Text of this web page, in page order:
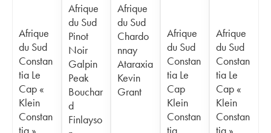
Afrique
du Sud
Constan
tia Le
Cap «
Klein
Constan
tia »
Afrique
du Sud
Pinot
Noir
Galpin
Peak
Bouchar
d
Finlayso
Afrique
du Sud
Chardo
nnay
Ataraxia
Kevin
Grant
Afrique
du Sud
Constan
tia Le
Cap
Klein
Constan
tia
Afrique
du Sud
Constan
tia Le
Cap «
Klein
Constan
tia »